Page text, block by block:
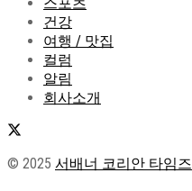
건강
여행 / 맛집
컬럼
알림
회사소개
© 2025 서배너 코리안 타임즈